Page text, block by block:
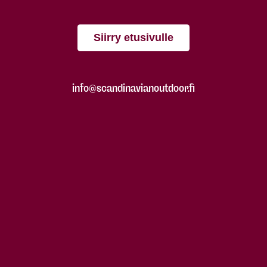
Siirry etusivulle
info@scandinavianoutdoor.fi